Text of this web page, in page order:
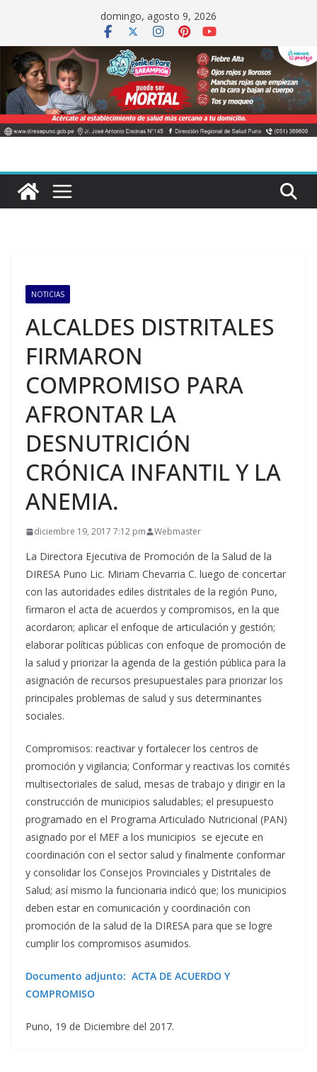
contenido
domingo, agosto 9, 2026
NOTICIAS
ALCALDES DISTRITALES
FIRMARON
COMPROMISO PARA
AFRONTAR LA
DESNUTRICIÓN
CRÓNICA INFANTIL Y LA
ANEMIA.
diciembre 19, 2017 7:12 pm Webmaster
La Directora Ejecutiva de Promoción de la Salud de la
DIRESA Puno Lic. Miriam Chevarria C. luego de concertar
con las autoridades ediles distritales de la región Puno,
firmaron el acta de acuerdos y compromisos, en la que
acordaron; aplicar el enfoque de articulación y gestión;
elaborar políticas públicas con enfoque de promoción de
la salud y priorizar la agenda de la gestión pública para la
asignación de recursos presupuestales para priorizar los
principales problemas de salud y sus determinantes
sociales.
Compromisos: reactivar y fortalecer los centros de
promoción y vigilancia; Conformar y reactivas los comités
multisectoriales de salud, mesas de trabajo y dirigir en la
construcción de municipios saludables; el presupuesto
programado en el Programa Articulado Nutricional (PAN)
asignado por el MEF a los municipios se ejecute en
coordinación con el sector salud y finalmente conformar
y consolidar los Consejos Provinciales y Distritales de
Salud; así mismo la funcionaria indicó que; los municipios
deben estar en comunicación y coordinación con
promoción de la salud de la DIRESA para que se logre
cumplir los compromisos asumidos.
Documento adjunto: ACTA DE ACUERDO Y
COMPROMISO
Puno, 19 de Diciembre del 2017.